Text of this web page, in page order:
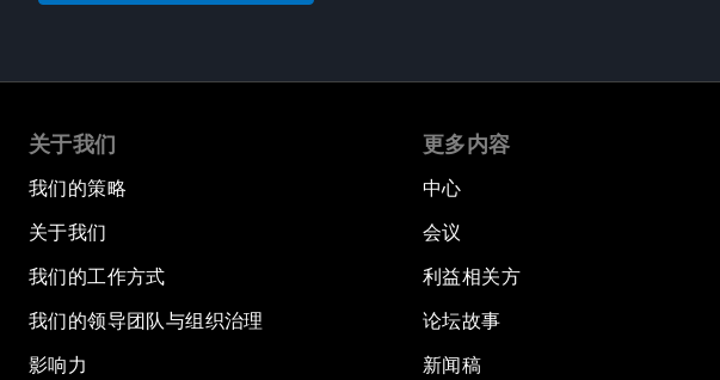
关于我们
我们的策略
关于我们
我们的工作方式
我们的领导团队与组织治理
影响力
更多内容
中心
会议
利益相关方
论坛故事
新闻稿